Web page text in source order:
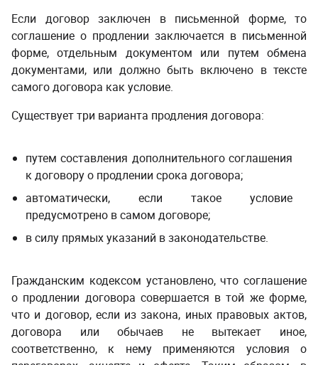
Если договор заключен в письменной форме, то
соглашение о продлении заключается в письменной
форме, отдельным документом или путем обмена
документами, или должно быть включено в тексте
самого договора как условие.
Существует три варианта продления договора:
путем составления дополнительного соглашения
к договору о продлении срока договора;
автоматически, если такое условие
предусмотрено в самом договоре;
в силу прямых указаний в законодательстве.
Гражданским кодексом установлено, что соглашение
о продлении договора совершается в той же форме,
что и договор, если из закона, иных правовых актов,
договора или обычаев не вытекает иное,
соответственно, к нему применяются условия о